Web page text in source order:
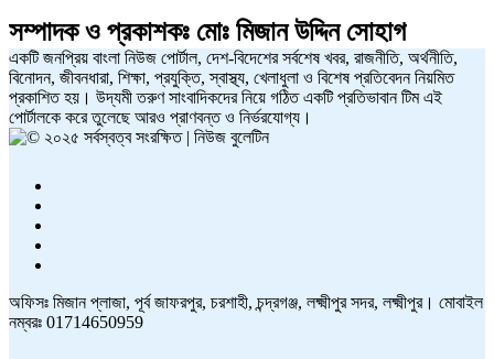
সম্পাদক ও প্রকাশকঃ মোঃ মিজান উদ্দিন সোহাগ
একটি জনপ্রিয় বাংলা নিউজ পোর্টাল, দেশ-বিদেশের সর্বশেষ খবর, রাজনীতি, অর্থনীতি,
বিনোদন, জীবনধারা, শিক্ষা, প্রযুক্তি, স্বাস্থ্য, খেলাধুলা ও বিশেষ প্রতিবেদন নিয়মিত
প্রকাশিত হয়। উদ্যমী তরুণ সাংবাদিকদের নিয়ে গঠিত একটি প্রতিভাবান টিম এই
পোর্টালকে করে তুলেছে আরও প্রাণবন্ত ও নির্ভরযোগ্য।
অফিসঃ মিজান প্লাজা, পূর্ব জাফরপুর, চরশাহী, চন্দ্রগঞ্জ, লক্ষ্মীপুর সদর, লক্ষ্মীপুর। মোবাইল
নম্বরঃ 01714650959